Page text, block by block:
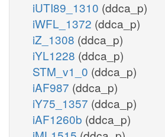
iUTI89_1310 (ddca_p)
iWFL_1372 (ddca_p)
iZ_1308 (ddca_p)
iYL1228 (ddca_p)
STM_v1_0 (ddca_p)
iAF987 (ddca_p)
iY75_1357 (ddca_p)
iAF1260b (ddca_p)